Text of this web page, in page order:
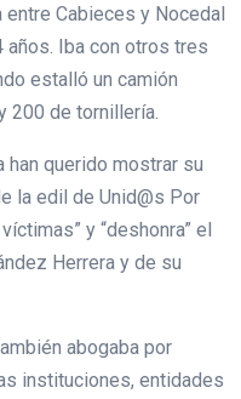
Cabieces y Nocedal
años. Iba con otros tres
estalló un camión
200 de tornillería.
han querido mostrar su
la edil de Unid@s Por
y “deshonra” el
Herrera y de su
abogaba por
instituciones, entidades